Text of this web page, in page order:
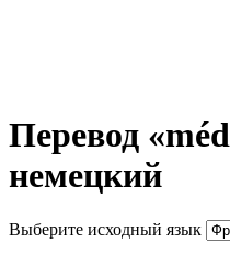
Перевод
немецкий
Выберите исходный язык